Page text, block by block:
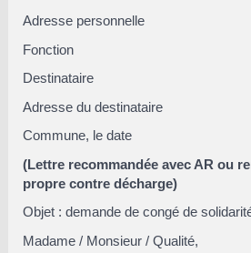
Adresse personnelle
Fonction
Destinataire
Adresse du destinataire
Commune, le date
(Lettre recommandée avec AR ou
propre contre décharge)
Objet : demande de congé de
Madame/ Monsieur/ Qualité,